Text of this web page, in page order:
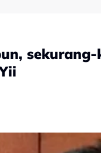
sekurang-